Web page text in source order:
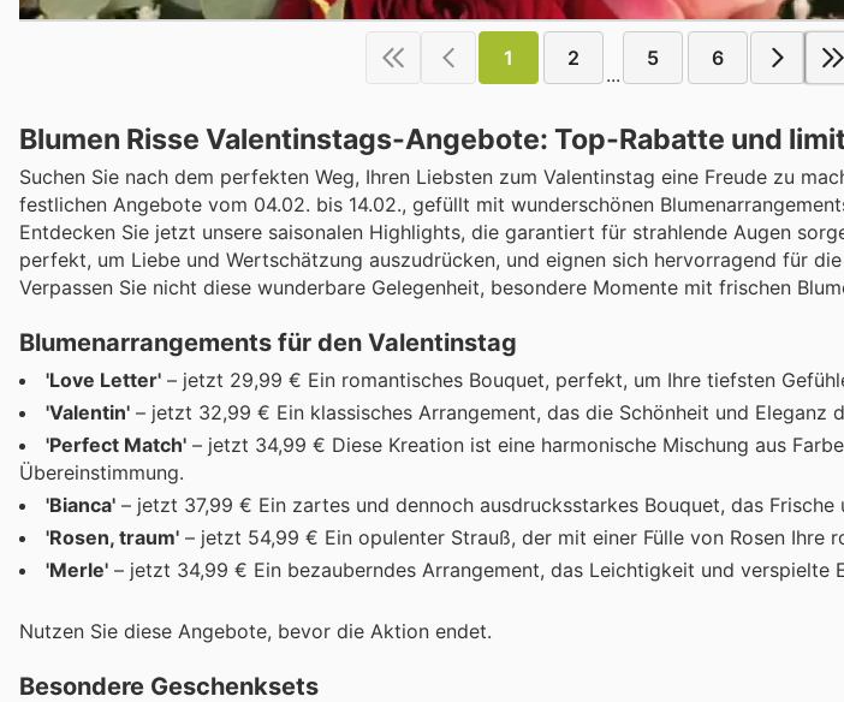
1 2
...
5 6
Blumen Risse Valentinstags-Angebote: Top-Rabatte und
Suchen Sie nach dem perfekten Weg, Ihren Liebsten zum Valentinstag eine Freude zu
festlichen Angebote vom 04.02. bis 14.02., gefüllt mit wunderschönen
Entdecken Sie jetzt unsere saisonalen Highlights, die garantiert für strahlende Augen
perfekt, um Liebe und Wertschätzung auszudrücken, und eignen sich hervorragend für
Verpassen Sie nicht diese wunderbare Gelegenheit, besondere Momente mit frischen
Blumenarrangements für den Valentinstag
'Love Letter' – jetzt 29,99 € Ein romantisches Bouquet, perfekt, um Ihre tiefsten
'Valentin' – jetzt 32,99 € Ein klassisches Arrangement, das die Schönheit und Eleganz
'Perfect Match' – jetzt 34,99 € Diese Kreation ist eine harmonische Mischung aus
Übereinstimmung.
'Bianca' – jetzt 37,99 € Ein zartes und dennoch ausdrucksstarkes Bouquet, das Frische
'Rosen, traum' – jetzt 54,99 € Ein opulenter Strauß, der mit einer Fülle von Rosen Ihre
'Merle' – jetzt 34,99 € Ein bezauberndes Arrangement, das Leichtigkeit und verspielte
Nutzen Sie diese Angebote, bevor die Aktion endet.
Besondere Geschenksets